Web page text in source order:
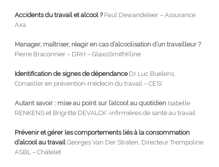
Accidents du travail et alcool ?Paul Dewandeleer – Assurance
Axa
Manager, maîtriser, réagir en cas d’alcoolisation d’un travailleur ?
Pierre Braconnier – DRH – GlaxoSmithKline
Identification de signes de dépendanceDr Luc Buelens,
Conseiller en prévention-médecin du travail – CESI
Autant savoir : mise au point sur l’alcool au quotidien Isabelle
RENKENS et Brigritte DEVALCK -infirmières de santé au travail
Prévenir et gérer les comportements liés à la consommation
d’alcool au travail Georges Van Der Straten, Directeur Trempoline
ASBL – Châtelet